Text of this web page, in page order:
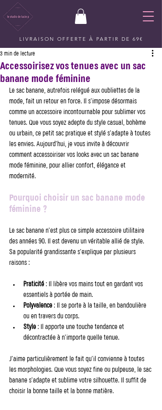
LIVRAISON OFFERTE À PARTIR DE 69€
Accessoirisez vos tenues avec un sac
banane mode féminine
3 min de lecture
Le sac banane, autrefois relégué aux oubliettes de la
mode, fait un retour en force. Il s’impose désormais
comme un accessoire incontournable pour sublimer vos
tenues. Que vous soyez adepte du style casual, bohème
ou urbain, ce petit sac pratique et stylé s’adapte à toutes
les envies. Aujourd’hui, je vous invite à découvrir
comment accessoiriser vos looks avec un sac banane
mode féminine, pour allier confort, élégance et
modernité.
Pourquoi choisir un sac banane mode
féminine ?
Le sac banane n’est plus ce simple accessoire utilitaire
des années 90. Il est devenu un véritable allié de style.
Sa popularité grandissante s’explique par plusieurs
raisons :
Praticité : Il libère vos mains tout en gardant vos
essentiels à portée de main.
Polyvalence : Il se porte à la taille, en bandoulière
ou en travers du corps.
Style : Il apporte une touche tendance et
décontractée à n’importe quelle tenue.
J’aime particulièrement le fait qu’il convienne à toutes
les morphologies. Que vous soyez fine ou pulpeuse, le sac
banane s’adapte et sublime votre silhouette. Il suffit de
choisir la bonne taille et la bonne matière.